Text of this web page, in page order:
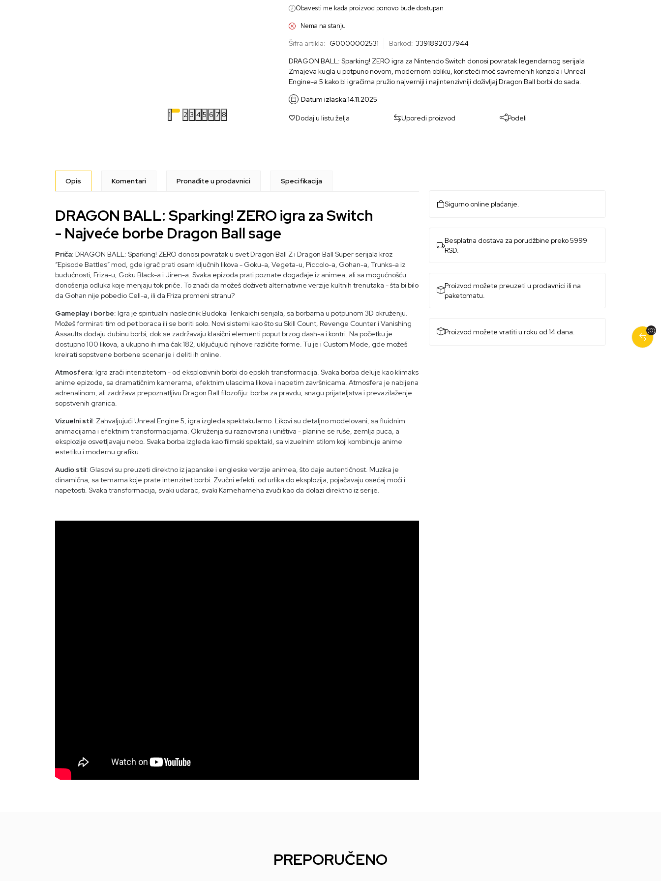
1 2 3 4 5 6 7 8
Obavesti me kada proizvod ponovo bude dostupan
Nema na stanju
Šifra artikla: G0000002531 Barkod: 3391892037944
DRAGON BALL: Sparking! ZERO igra za Nintendo Switch donosi povratak legendarnog serijala
Zmajeva kugla u potpuno novom, modernom obliku, koristeći moć savremenih konzola i Unreal
Engine-a 5 kako bi igračima pružio najverniji i najintenzivniji doživljaj Dragon Ball borbi do sada.
Datum izlaska:14.11.2025
Dodaj u listu želja Uporedi proizvod Podeli
(0)
Opis Komentari Pronađite u prodavnici Specifikacija
DRAGON BALL: Sparking! ZERO igra za Switch
- Najveće borbe Dragon Ball sage
Priča: DRAGON BALL: Sparking! ZERO donosi povratak u svet Dragon Ball Z i Dragon Ball Super serijala kroz
“Episode Battles” mod, gde igrač prati osam ključnih likova - Goku-a, Vegeta-u, Piccolo-a, Gohan-a, Trunks-a iz
budućnosti, Friza-u, Goku Black-a i Jiren-a. Svaka epizoda prati poznate događaje iz animea, ali sa mogućnošću
donošenja odluka koje menjaju tok priče. To znači da možeš doživeti alternativne verzije kultnih trenutaka - šta bi bilo
da Gohan nije pobedio Cell-a, ili da Friza promeni stranu?
Gameplay i borbe: Igra je spiritualni naslednik Budokai Tenkaichi serijala, sa borbama u potpunom 3D okruženju.
Možeš formirati tim od pet boraca ili se boriti solo. Novi sistemi kao što su Skill Count, Revenge Counter i Vanishing
Assaults dodaju dubinu borbi, dok se zadržavaju klasični elementi poput brzog dash-a i kontri. Na početku je
dostupno 100 likova, a ukupno ih ima čak 182, uključujući njihove različite forme. Tu je i Custom Mode, gde možeš
kreirati sopstvene borbene scenarije i deliti ih online.
Atmosfera: Igra zrači intenzitetom - od eksplozivnih borbi do epskih transformacija. Svaka borba deluje kao klimaks
anime epizode, sa dramatičnim kamerama, efektnim ulascima likova i napetim završnicama. Atmosfera je nabijena
adrenalinom, ali zadržava prepoznatljivu Dragon Ball filozofiju: borba za pravdu, snagu prijateljstva i prevazilaženje
sopstvenih granica.
Vizuelni stil: Zahvaljujući Unreal Engine 5, igra izgleda spektakularno. Likovi su detaljno modelovani, sa fluidnim
animacijama i efektnim transformacijama. Okruženja su raznovrsna i uništiva - planine se ruše, zemlja puca, a
eksplozije osvetljavaju nebo. Svaka borba izgleda kao filmski spektakl, sa vizuelnim stilom koji kombinuje anime
estetiku i modernu grafiku.
Audio stil: Glasovi su preuzeti direktno iz japanske i engleske verzije animea, što daje autentičnost. Muzika je
dinamična, sa temama koje prate intenzitet borbi. Zvučni efekti, od urlika do eksplozija, pojačavaju osećaj moći i
napetosti. Svaka transformacija, svaki udarac, svaki Kamehameha zvuči kao da dolazi direktno iz serije.
Sigurno online plaćanje.
Besplatna dostava za porudžbine preko 5999
RSD.
Proizvod možete preuzeti u prodavnici ili na
paketomatu.
Proizvod možete vratiti u roku od 14 dana.
PREPORUČENO